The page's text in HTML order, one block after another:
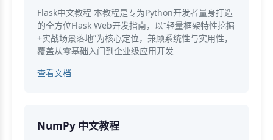
Flask中文教程 本教程是专为Python开发者量身打造
的全方位Flask Web开发指南，以“轻量框架特性挖掘
+实战场景落地”为核心定位，兼顾系统性与实用性，
覆盖从零基础入门到企业级应用开发
查看文档
NumPy 中文教程